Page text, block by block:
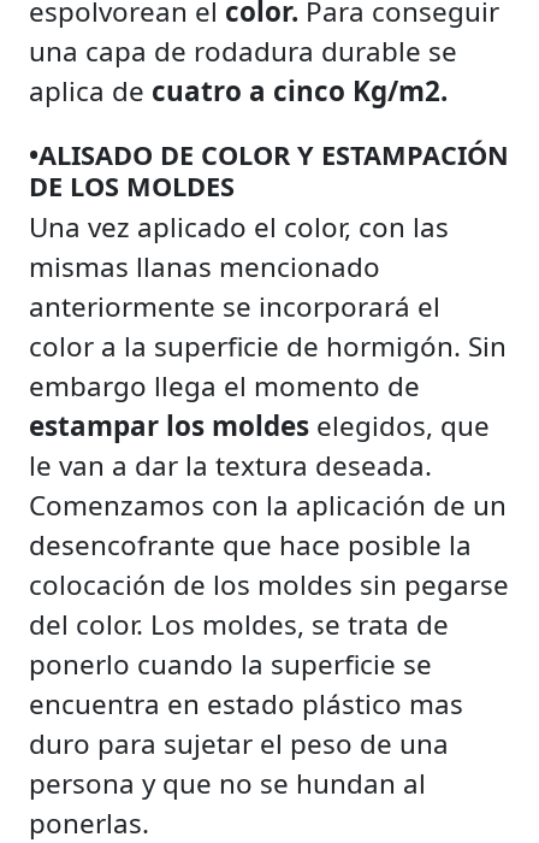
espolvorean el color. Para conseguir
una capa de rodadura durable se
aplica de cuatro a cinco Kg/m2.
•ALISADO DE COLOR Y ESTAMPACIÓN
DE LOS MOLDES
Una vez aplicado el color, con las
mismas llanas mencionado
anteriormente se incorporará el
color a la superficie de hormigón. Sin
embargo llega el momento de
estampar los moldes elegidos, que
le van a dar la textura deseada.
Comenzamos con la aplicación de un
desencofrante que hace posible la
colocación de los moldes sin pegarse
del color. Los moldes, se trata de
ponerlo cuando la superficie se
encuentra en estado plástico mas
duro para sujetar el peso de una
persona y que no se hundan al
ponerlas.